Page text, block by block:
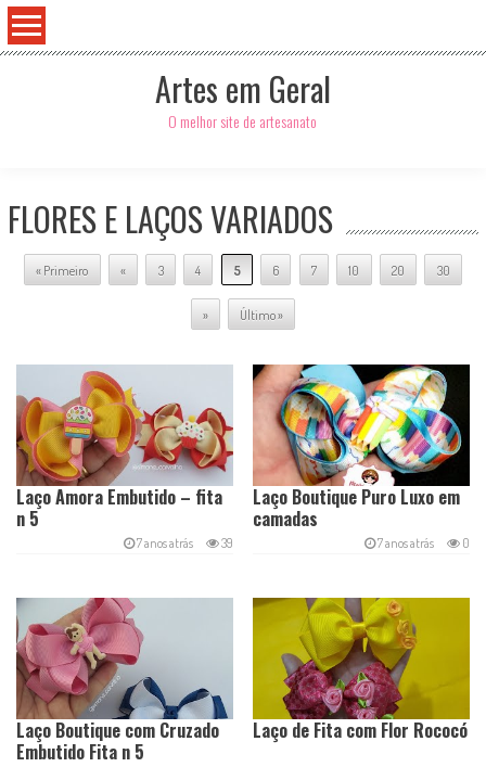
Artes em Geral
O melhor site de artesanato
FLORES E LAÇOS VARIADOS
« Primeiro « 3 4 5 6 7 10 20 30
» Último »
Laço Boutique Puro Luxo em
camadas
7 anos atrás 0
Laço Amora Embutido – fita
n 5
7 anos atrás 39
Laço de Fita com Flor Rococó
Laço Boutique com Cruzado
Embutido Fita n 5